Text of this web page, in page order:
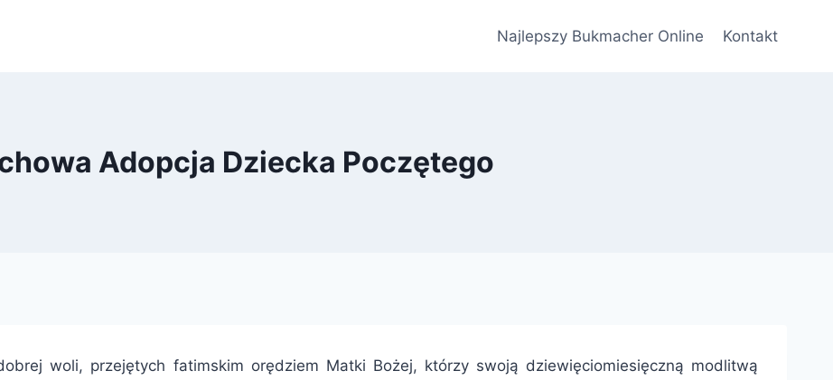
Najlepszy Bukmacher Online Kontakt
Adopcja Dziecka Poczętego
woli, przejętych fatimskim orędziem Matki Bożej, którzy swoją dziewięciomiesięczną modlitwą